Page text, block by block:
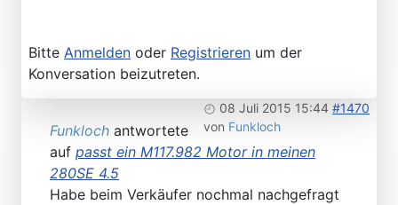
Bitte Anmelden oder Registrieren um der
Konversation beizutreten.
08 Juli 2015 15:44 #1470
von Funkloch
Funkloch antwortete
auf passt ein M117.982 Motor in meinen
280SE 4.5
Habe beim Verkäufer nochmal nachgefragt